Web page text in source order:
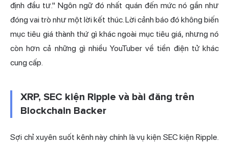
định đầu tư." Ngôn ngữ đó nhất quán đến mức nó gần như
đóng vai trò như một lời kết thúc. Lời cảnh báo đó không biến
mục tiêu giá thành thứ gì khác ngoài mục tiêu giá, nhưng nó
còn hơn cả những gì nhiều YouTuber về tiền điện tử khác
cung cấp.
XRP, SEC kiện Ripple và bài đăng trên
Blockchain Backer
Sợi chỉ xuyên suốt kênh này chính là vụ kiện SEC kiện Ripple.